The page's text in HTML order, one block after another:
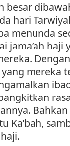
besar
hari
menunda
jama’ah haji
mereka
Ka’bah,